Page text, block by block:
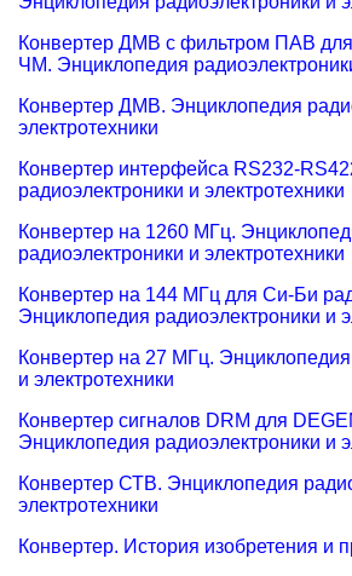
Конвертер ДМВ с фильтром ПАВ
ЧМ. Энциклопедия
Конвертер ДМВ. Энциклопедия
электротехники
Конвертер интерфейса RS232-
радиоэлектроники и электротехники
Конвертер на 1260 МГц.
радиоэлектроники и электротехники
Конвертер на 144 МГц для Си-Би
Энциклопедия радиоэлектроники и
Конвертер на 27 МГц.
и электротехники
Конвертер сигналов DRM для
Энциклопедия радиоэлектроники и
Конвертер СТВ. Энциклопедия
электротехники
Конвертер. История изобретения и